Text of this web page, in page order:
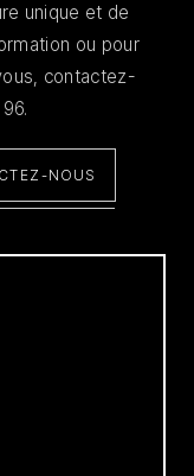
unique et de
ou pour
contactez-
NOUS